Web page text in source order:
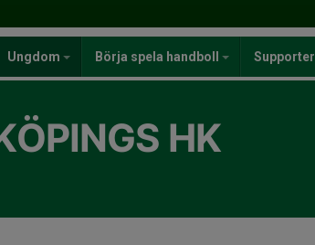
Ungdom Börja spela handboll Supporter
HK